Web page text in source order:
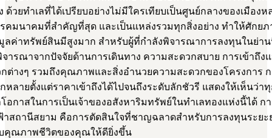
ด้วยทำเลที่ได้เปรียบอย่างไม่มีใครเทียบเป็นศูนย์กลางของเมืองห
คมนาคมที่สำคัญที่สุด และเป็นแหล่งรวมทุกสิ่งอย่าง ทำให้ศักยภ
ลค่าทรัพย์สินมีสูงมาก สำหรับผู้ที่กำลังพิจารณาการลงทุนในย่า
ารณาจากปัจจัยด้านการเดินทาง ความสะดวกสบาย การเข้าถึง
ต่างๆ รวมถึงคุณภาพและสิ่งอำนวยความสะดวกของโครงการ
หลายตั้งแต่ราคาเข้าถึงได้ไปจนถึงระดับลักชัวรี แสดงให้เห็นว่า
อกาสในการเป็นเจ้าของอสังหาริมทรัพย์ในทำเลทองแห่งนี้ได้ ก
าสถานีสยาม คือการตัดสินใจที่ชาญฉลาดสำหรับการลงทุนระยะ
บคุณภาพชีวิตของคุณให้ดียิ่งขึ้น